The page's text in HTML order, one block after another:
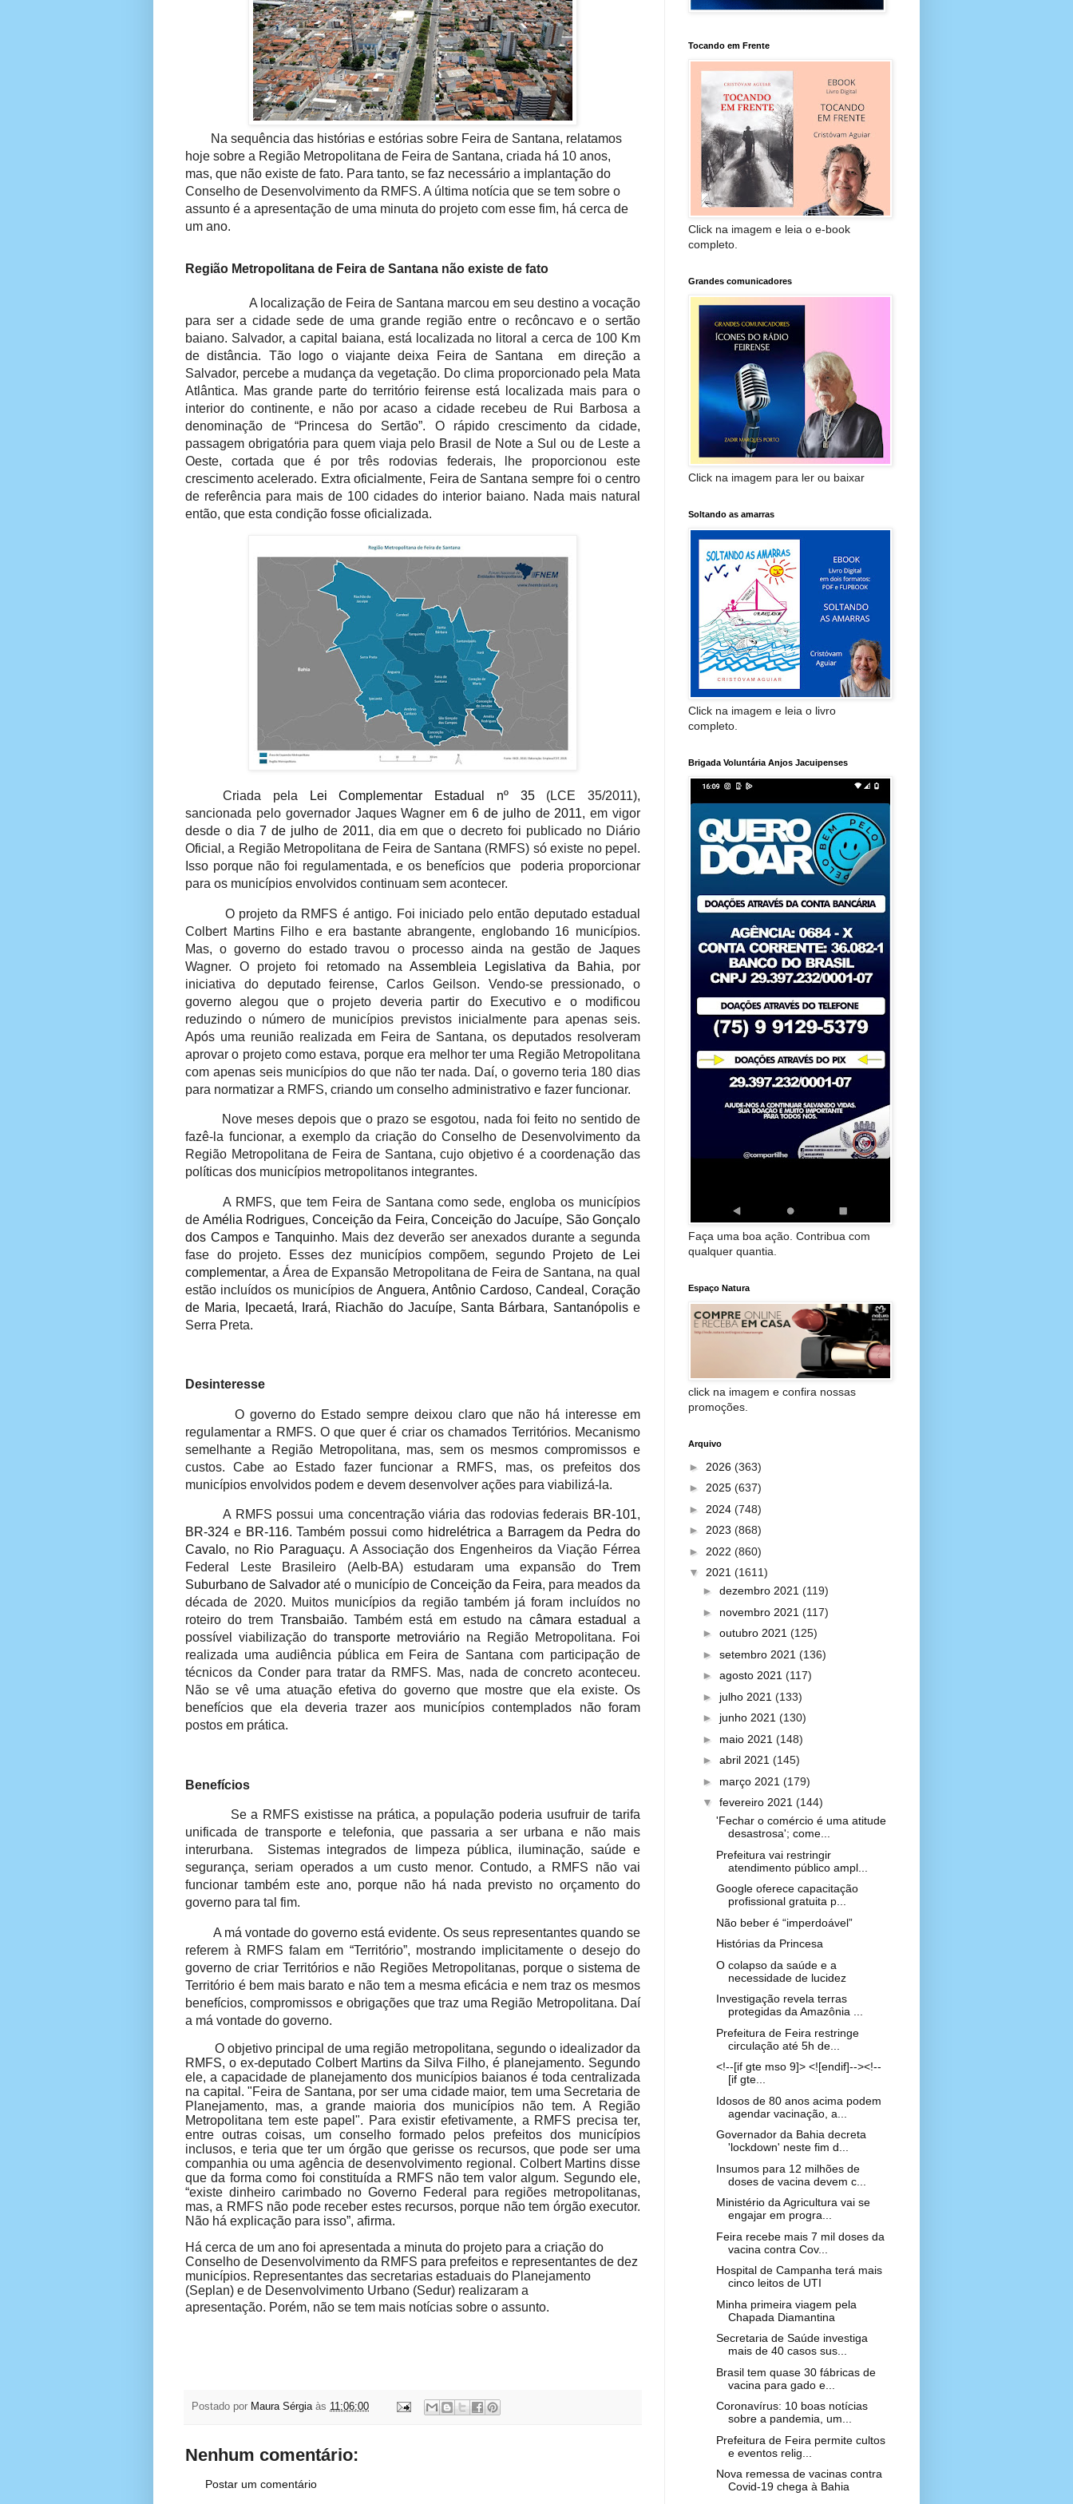
Na sequência das histórias e estórias sobre Feira de Santana, relatamos
hoje sobre a Região Metropolitana de Feira de Santana, criada há 10 anos,
mas, que não existe de fato. Para tanto, se faz necessário a implantação do
Conselho de Desenvolvimento da RMFS. A última notícia que se tem sobre o
assunto é a apresentação de uma minuta do projeto com esse fim, há cerca de
um ano.
Região Metropolitana de Feira de Santana não existe de fato
A localização de Feira de Santana marcou em seu destino a vocação
para ser a cidade sede de uma grande região entre o recôncavo e o sertão
baiano. Salvador, a capital baiana, está localizada no litoral a cerca de 100 Km
de distância. Tão logo o viajante deixa Feira de Santana
em direção a
Salvador, percebe a mudança da vegetação. Do clima proporcionado pela Mata
Atlântica. Mas grande parte do território feirense está localizada mais para o
interior do continente, e não por acaso a cidade recebeu de Rui Barbosa a
denominação de “Princesa do Sertão”. O rápido crescimento da cidade,
passagem obrigatória para quem viaja pelo Brasil de Note a Sul ou de Leste a
Oeste, cortada que é por três rodovias federais, lhe proporcionou este
crescimento acelerado. Extra oficialmente, Feira de Santana sempre foi o centro
de referência para mais de 100 cidades do interior baiano. Nada mais natural
então, que esta condição fosse oficializada.
Criada pela Lei Complementar Estadual nº 35(LCE 35/2011),
sancionada pelo governador Jaques Wagner em 6 de julhode 2011, em vigor
desde o dia 7 de julhode 2011, dia em que o decreto foi publicado no Diário
Oficial, a Região Metropolitana de Feira de Santana (RMFS) só existe no pepel.
Isso porque não foi regulamentada, e os benefícios que
poderia proporcionar
para os municípios envolvidos continuam sem acontecer.
O projeto da RMFS é antigo. Foi iniciado pelo então deputado estadual
Colbert Martins Filho e era bastante abrangente, englobando 16 municípios.
Mas, o governo do estado travou o processo ainda na gestão de Jaques
Wagner.O projeto foi retomado naAssembleia Legislativa da Bahia, por
iniciativa do deputado feirense, Carlos Geilson. Vendo-se pressionado, o
governo alegou que o projeto deveria partir do Executivo e o modificou
reduzindo o número de municípios previstos inicialmente para apenas seis.
Após uma reunião realizada em Feira de Santana, os deputados resolveram
aprovar o projeto como estava, porque era melhor ter uma Região Metropolitana
com apenas seis municípios do que não ter nada. Daí, o governo teria 180 dias
para normatizar a RMFS, criando um conselho administrativo e fazer funcionar.
Nove meses depois que o prazo se esgotou, nada foi feito no sentido de
fazê-la funcionar, a exemplo da criação do Conselho de Desenvolvimento da
Região Metropolitana de Feira de Santana, cujo objetivo é a coordenação das
políticas dos municípios metropolitanos integrantes.
A RMFS, que tem Feira de Santana como sede, engloba os municípios
de Amélia Rodrigues, Conceição da Feira, Conceição do Jacuípe, São Gonçalo
dos Campose Tanquinho. Mais dez deverão ser anexados durante a segunda
fase do projeto. Esses dez municípios compõem, segundo Projeto de Lei
complementar, a Área de Expansão Metropolitana de Feira de Santana, na qual
estão incluídos os municípios de Anguera, Antônio Cardoso, Candeal ,Coração
de Maria, Ipecaetá, Irará, Riachão do Jacuípe, Santa Bárbara, Santanópolise
Serra Preta.
Desinteresse
O governo do Estado sempre deixou claro que não há interesse em
regulamentar a RMFS. O que quer é criar os chamados Territórios. Mecanismo
semelhante a Região Metropolitana, mas, sem os mesmos compromissos e
custos. Cabe ao Estado fazer funcionar a RMFS, mas, os prefeitos dos
municípios envolvidos podem e devem desenvolver ações para viabilizá-la.
A RMFS possui uma concentração viária das rodovias federais BR-101,
BR-324 e BR-116. Também possui como hidrelétrica a Barragem da Pedra do
Cavalo, no Rio Paraguaçu. A Associação dos Engenheiros da Viação Férrea
Federal Leste Brasileiro (Aelb-BA) estudaram uma expansão do Trem
Suburbano de Salvador até o município de Conceição da Feira, para meados da
década de 2020. Muitos municípios da região também já foram incluídos no
roteiro do trem Transbaião. Também está em estudo na câmara estadual
a
possível viabilização do transporte metroviário na Região Metropolitana.
Foi
realizada uma audiência pública em Feira de Santana com participação de
técnicos da Conder para tratar da RMFS. Mas, nada de concreto aconteceu.
Não se vê uma atuação efetiva do governo que mostre que ela existe. Os
benefícios que ela deveria trazer aos municípios contemplados não foram
postos em prática.
Benefícios
Se a RMFS existisse na prática, a população poderia usufruir de tarifa
unificada de transporte e telefonia, que passaria a ser urbana e não mais
interurbana.
Sistemas integrados de limpeza pública, iluminação, saúde e
segurança, seriam operados a um custo menor. Contudo, a RMFS não vai
funcionar também este ano, porque não há nada previsto no orçamento do
governo para tal fim.
A má vontade do governo está evidente. Os seus representantes quando se
referem à RMFS falam em “Território”, mostrando implicitamente o desejo do
governo de criar Territórios e não Regiões Metropolitanas, porque o sistema de
Território é bem mais barato e não tem a mesma eficácia e nem traz os mesmos
benefícios, compromissos e obrigações que traz uma Região Metropolitana. Daí
a má vontade do governo.
O objetivo principal de uma região metropolitana, segundo o idealizador da
RMFS, o ex-deputado Colbert Martins da Silva Filho, é planejamento. Segundo
ele, a capacidade de planejamento dos municípios baianos é toda centralizada
na capital. "Feira de Santana, por ser uma cidade maior, tem uma Secretaria de
Planejamento, mas, a grande maioria dos municípios não tem. A Região
Metropolitana tem este papel". Para existir efetivamente, a RMFS precisa ter,
entre outras coisas, um conselho formado pelos prefeitos dos municípios
inclusos, e teria que ter um órgão que gerisse os recursos, que pode ser uma
companhia ou uma agência de desenvolvimento regional. Colbert Martins disse
que da forma como foi constituída a RMFS não tem valor algum. Segundo ele,
“existe dinheiro carimbado no Governo Federal para regiões metropolitanas,
mas, a RMFS não pode receber estes recursos, porque não tem órgão executor.
Não há explicação para isso”, afirma.
Há cerca de um ano foi apresentada a minuta do projeto para a criação do
Conselho de Desenvolvimento da RMFS para prefeitos e representantes de dez
municípios. Representantes das secretarias estaduais do Planejamento
(Seplan) e de Desenvolvimento Urbano (Sedur) realizaram a
apresentação. Porém, não se tem mais notícias sobre o assunto.
Postado por Maura Sérgia às 11:06:00
Nenhum comentário:
Postar um comentário
Tocando em Frente
Click na imagem e leia o e-book
completo.
Grandes comunicadores
Click na imagem para ler ou baixar
Soltando as amarras
Click na imagem e leia o livro
completo.
Brigada Voluntária Anjos Jacuipenses
Faça uma boa ação. Contribua com
qualquer quantia.
Espaço Natura
click na imagem e confira nossas
promoções.
Arquivo
► 2026 (363)
► 2025 (637)
► 2024 (748)
► 2023 (868)
► 2022 (860)
▼ 2021 (1611)
► dezembro 2021 (119)
► novembro 2021 (117)
► outubro 2021 (125)
► setembro 2021 (136)
► agosto 2021 (117)
► julho 2021 (133)
► junho 2021 (130)
► maio 2021 (148)
► abril 2021 (145)
► março 2021 (179)
▼ fevereiro 2021 (144)
'Fechar o comércio é uma atitude
desastrosa'; come...
Prefeitura vai restringir
atendimento público ampl...
Google oferece capacitação
profissional gratuita p...
Não beber é “imperdoável”
Histórias da Princesa
O colapso da saúde e a
necessidade de lucidez
Investigação revela terras
protegidas da Amazônia ...
Prefeitura de Feira restringe
circulação até 5h de...
<!--[if gte mso 9]> <![endif]--><!--
[if gte...
Idosos de 80 anos acima podem
agendar vacinação, a...
Governador da Bahia decreta
'lockdown' neste fim d...
Insumos para 12 milhões de
doses de vacina devem c...
Ministério da Agricultura vai se
engajar em progra...
Feira recebe mais 7 mil doses da
vacina contra Cov...
Hospital de Campanha terá mais
cinco leitos de UTI
Minha primeira viagem pela
Chapada Diamantina
Secretaria de Saúde investiga
mais de 40 casos sus...
Brasil tem quase 30 fábricas de
vacina para gado e...
Coronavírus: 10 boas notícias
sobre a pandemia, um...
Prefeitura de Feira permite cultos
e eventos relig...
Nova remessa de vacinas contra
Covid-19 chega à Bahia